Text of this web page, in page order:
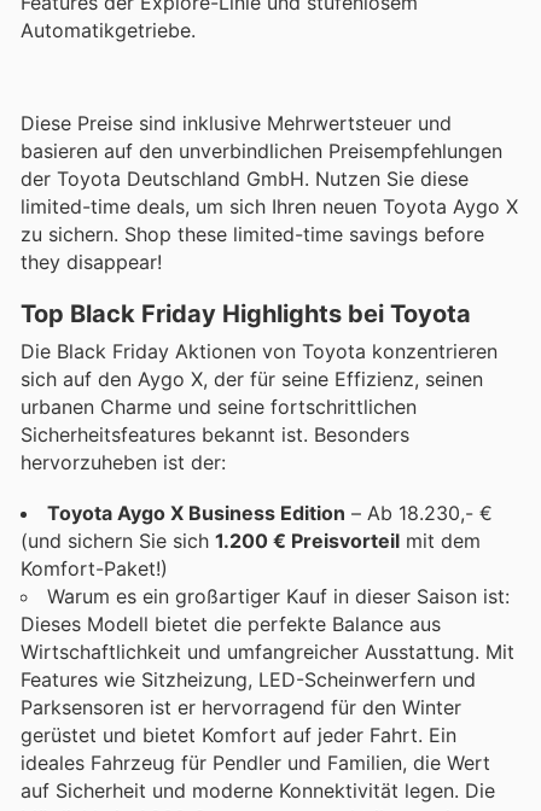
Automatikgetriebe.
Diese Preise sind inklusive Mehrwertsteuer und
basieren auf den unverbindlichen Preisempfehlungen
der Toyota Deutschland GmbH. Nutzen Sie diese
limited-time deals, um sich Ihren neuen Toyota Aygo X
zu sichern. Shop these limited-time savings before
they disappear!
Top Black Friday Highlights bei Toyota
Die Black Friday Aktionen von Toyota konzentrieren
sich auf den Aygo X, der für seine Effizienz, seinen
urbanen Charme und seine fortschrittlichen
Sicherheitsfeatures bekannt ist. Besonders
hervorzuheben ist der:
Toyota Aygo X Business Edition – Ab 18.230,- €
(und sichern Sie sich 1.200 € Preisvorteil mit dem
Komfort-Paket!)
Warum es ein großartiger Kauf in dieser Saison ist:
Dieses Modell bietet die perfekte Balance aus
Wirtschaftlichkeit und umfangreicher Ausstattung. Mit
Features wie Sitzheizung, LED-Scheinwerfern und
Parksensoren ist er hervorragend für den Winter
gerüstet und bietet Komfort auf jeder Fahrt. Ein
ideales Fahrzeug für Pendler und Familien, die Wert
auf Sicherheit und moderne Konnektivität legen. Die